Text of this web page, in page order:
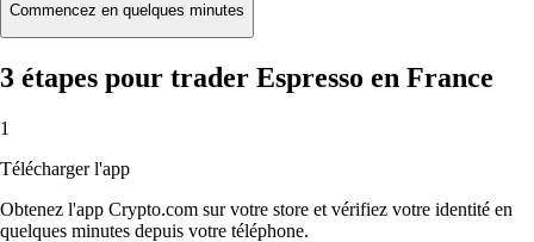
Commencez en quelques minutes
3 étapes pour trader Espresso en France
1
Télécharger l'app
Obtenez l'app Crypto.com sur votre store et vérifiez votre identité en
quelques minutes depuis votre téléphone.